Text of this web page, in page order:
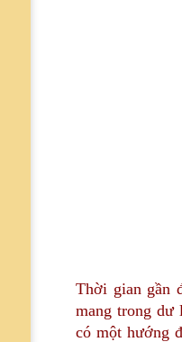
Thời gian gần
mang trong dư
có một hướng